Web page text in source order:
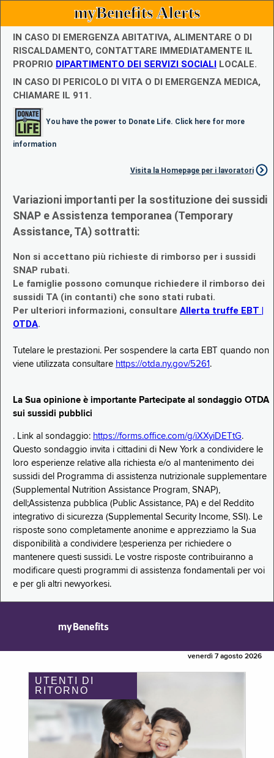
myBenefits Alerts
IN CASO DI EMERGENZA ABITATIVA, ALIMENTARE O DI
RISCALDAMENTO, CONTATTARE IMMEDIATAMENTE IL
PROPRIO DIPARTIMENTO DEI SERVIZI SOCIALI LOCALE.
IN CASO DI PERICOLO DI VITA O DI EMERGENZA MEDICA,
CHIAMARE IL 911.
You have the power to Donate Life. Click here for more
information
Visita la Homepage per i lavoratori
Variazioni importanti per la sostituzione dei sussidi
SNAP e Assistenza temporanea (Temporary
Assistance, TA) sottratti:
Non si accettano più richieste di rimborso per i sussidi
SNAP rubati.
Le famiglie possono comunque richiedere il rimborso dei
sussidi TA (in contanti) che sono stati rubati.
Per ulteriori informazioni, consultare Allerta truffe EBT |
OTDA.
Tutelare le prestazioni. Per sospendere la carta EBT quando non
viene utilizzata consultare https://otda.ny.gov/5261 .
La Sua opinione è importante Partecipate al sondaggio OTDA
sui sussidi pubblici
. Link al sondaggio: https://forms.office.com/g/iXXyiDETtG.
Questo sondaggio invita i cittadini di New York a condividere le
loro esperienze relative alla richiesta e/o al mantenimento dei
sussidi del Programma di assistenza nutrizionale supplementare
(Supplemental Nutrition Assistance Program, SNAP),
dell;Assistenza pubblica (Public Assistance, PA) e del Reddito
integrativo di sicurezza (Supplemental Security Income, SSI). Le
risposte sono completamente anonime e apprezziamo la Sua
disponibilità a condividere l;esperienza per richiedere o
mantenere questi sussidi. Le vostre risposte contribuiranno a
modificare questi programmi di assistenza fondamentali per voi
e per gli altri newyorkesi.
myBenefits
venerdì 7 agosto 2026
UTENTI DI
RITORNO